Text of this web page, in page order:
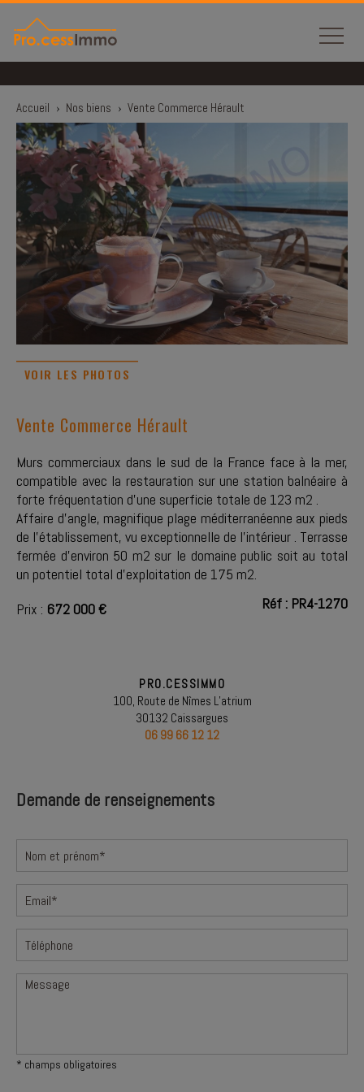
Accueil › Nos biens › Vente Commerce Hérault
VOIR LES PHOTOS
Vente Commerce Hérault
Murs commerciaux dans le sud de la France face à la mer,
compatible avec la restauration sur une station balnéaire à
forte fréquentation d'une superficie totale de 123 m2 .
Affaire d'angle, magnifique plage méditerranéenne aux pieds
de l'établissement, vu exceptionnelle de l'intérieur . Terrasse
fermée d'environ 50 m2 sur le domaine public soit au total
un potentiel total d'exploitation de 175 m2.
Réf : PR4-1270
Prix : 672 000 €
PRO.CESSIMMO
100, Route de Nîmes L’atrium
30132 Caissargues
06 99 66 12 12
Demande de renseignements
* champs obligatoires
Panneau de gestion des cookies